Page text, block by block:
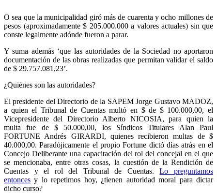
O sea que la municipalidad giró más de cuarenta y ocho millones de
pesos (aproximadamente $ 205.000.000 a valores actuales) sin que
conste legalmente adónde fueron a parar.
Y suma además ‘que las autoridades de la Sociedad no aportaron
documentación de las obras realizadas que permitan validar el saldo
de $ 29.757.081,23’.
¿Quiénes son las autoridades?
El presidente del Directorio de la SAPEM Jorge Gustavo MADOZ,
a quien el Tribunal de Cuentas multó en $ de $ 100.000,00, el
Vicepresidente del Directorio Alberto NICOSIA, para quien la
multa fue de $ 50.000,00, los Síndicos Titulares Alan Paul
FORTUNE Andrés GIRARDI, quienes recibieron multas de $
40.000,00. Paradójicamente el propio Fortune dictó días atrás en el
Concejo Deliberante una capacitación del rol del concejal en el que
se mencionaba, entre otras cosas, la cuestión de la Rendición de
Cuentas y el rol del Tribunal de Cuentas.Lo preguntamos
entonces y lo repetimos hoy, ¿tienen autoridad moral para dictar
dicho curso?